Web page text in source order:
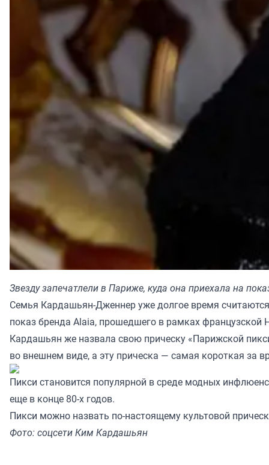
Звезду запечатлели в Париже, куда она приехала на
Семья Кардашьян-Дженнер уже долгое время
показ бренда Alaia, прошедшего в рамках
Кардашьян же назвала свою прическу «Парижской
во внешнем виде, а эту прическа — самая короткая за
Пикси становится популярной в среде модных
еще в конце 80-х годов.
Пикси можно назвать по-настоящему культовой
Фото: соцсети Ким Кардашьян